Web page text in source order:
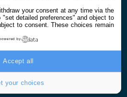
your consent at any time via the
"set detailed preferences" and object to
to consent. These choices remain
by
your choices
Accept all